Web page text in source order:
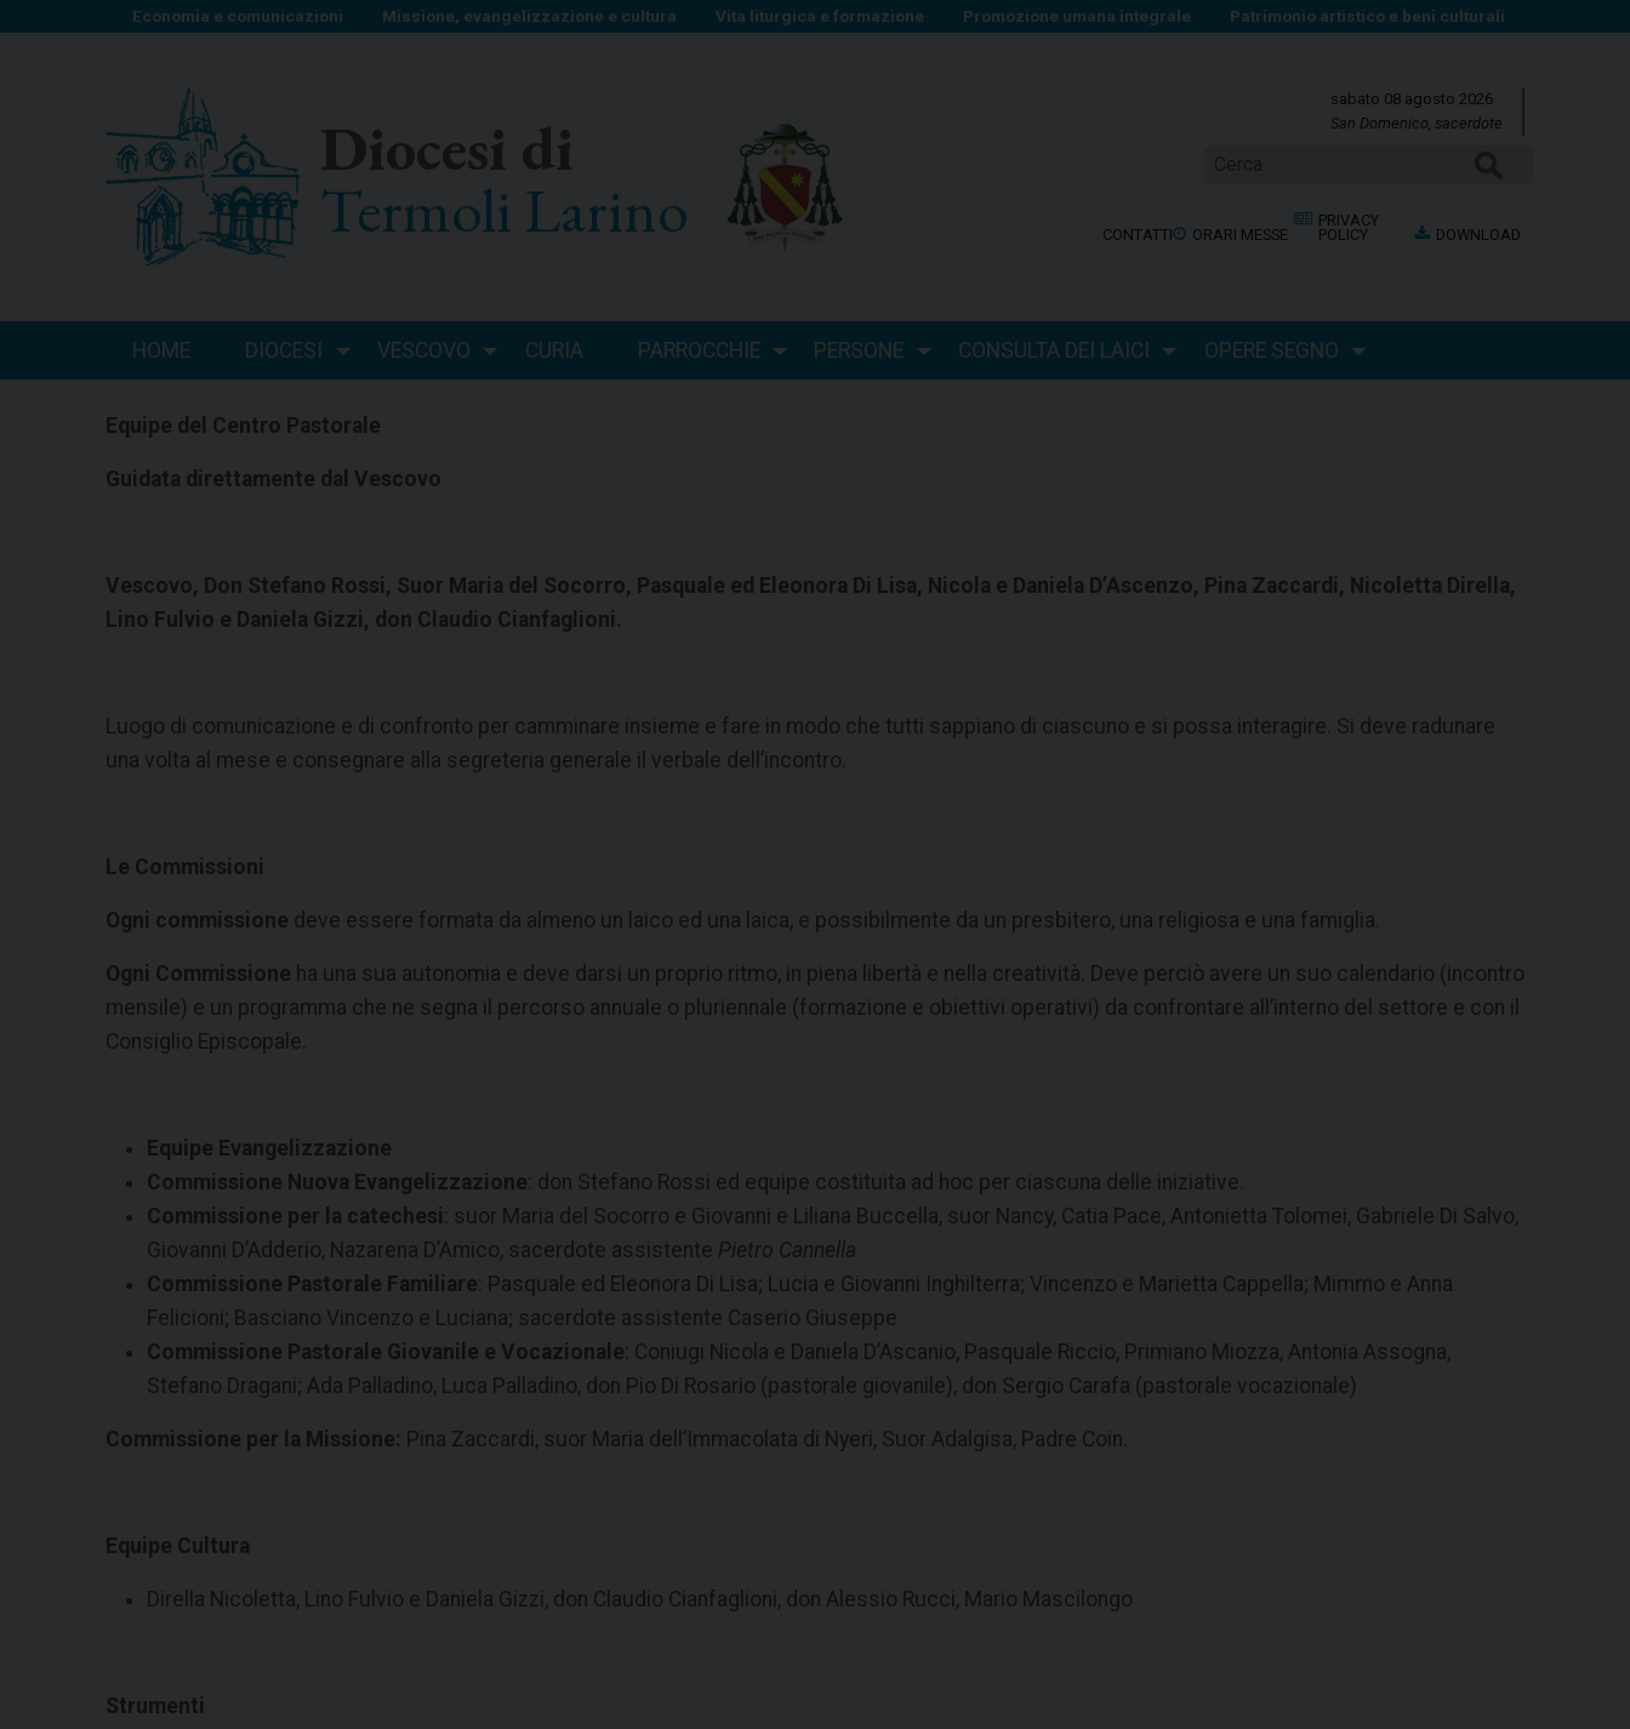
Economia e comunicazioni Missione, evangelizzazione e cultura Vita liturgica e formazione Promozione umana integrale Patrimonio artistico e beni culturali
sabato 08 agosto 2026
San Domenico, sacerdote
CONTATTI ORARI MESSE
PRIVACY
POLICY
DOWNLOAD
Diocesi di
Termoli Larino
HOME DIOCESI VESCOVO CURIA PARROCCHIE PERSONE CONSULTA DEI LAICI OPERE SEGNO
Equipe del Centro Pastorale
Guidata direttamente dal Vescovo
Vescovo, Don Stefano Rossi, Suor Maria del Socorro, Pasquale ed Eleonora Di Lisa, Nicola e Daniela D’Ascenzo, Pina Zaccardi, Nicoletta Dirella,
Lino Fulvio e Daniela Gizzi, don Claudio Cianfaglioni.
Luogo di comunicazione e di confronto per camminare insieme e fare in modo che tutti sappiano di ciascuno e si possa interagire. Si deve radunare
una volta al mese e consegnare alla segreteria generale il verbale dell’incontro.
Le Commissioni
Ogni commissione deve essere formata da almeno un laico ed una laica, e possibilmente da un presbitero, una religiosa e una famiglia.
Ogni Commissione ha una sua autonomia e deve darsi un proprio ritmo, in piena libertà e nella creatività. Deve perciò avere un suo calendario (incontro
mensile) e un programma che ne segna il percorso annuale o pluriennale (formazione e obiettivi operativi) da confrontare all’interno del settore e con il
Consiglio Episcopale.
Equipe Evangelizzazione
Commissione Nuova Evangelizzazione : don Stefano Rossi ed equipe costituita ad hoc per ciascuna delle iniziative.
Commissione per la catechesi : suor Maria del Socorro e Giovanni e Liliana Buccella, suor Nancy, Catia Pace, Antonietta Tolomei, Gabriele Di Salvo,
Giovanni D’Adderio, Nazarena D’Amico, sacerdote assistente Pietro Cannella
Commissione Pastorale Familiare : Pasquale ed Eleonora Di Lisa; Lucia e Giovanni Inghilterra; Vincenzo e Marietta Cappella; Mimmo e Anna
Felicioni; Basciano Vincenzo e Luciana; sacerdote assistente Caserio Giuseppe
Commissione Pastorale Giovanile e Vocazionale : Coniugi Nicola e Daniela D’Ascanio, Pasquale Riccio, Primiano Miozza, Antonia Assogna,
Stefano Dragani; Ada Palladino, Luca Palladino, don Pio Di Rosario (pastorale giovanile), don Sergio Carafa (pastorale vocazionale)
Commissione per la Missione: Pina Zaccardi, suor Maria dell’Immacolata di Nyeri, Suor Adalgisa, Padre Coin.
Equipe Cultura
Dirella Nicoletta, Lino Fulvio e Daniela Gizzi, don Claudio Cianfaglioni, don Alessio Rucci, Mario Mascilongo
Strumenti